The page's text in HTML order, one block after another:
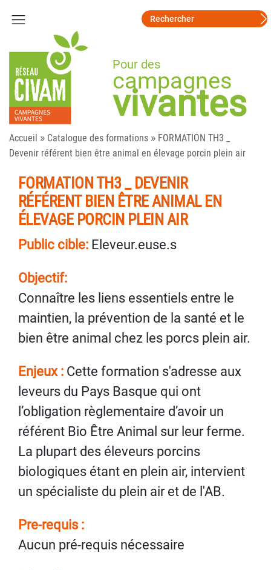
Pour des
campagnes
vivantes
Accueil » Catalogue des formations » FORMATION TH3 _
Devenir référent bien être animal en élevage porcin plein air
FORMATION TH3 _ DEVENIR
RÉFÉRENT BIEN ÊTRE ANIMAL EN
ÉLEVAGE PORCIN PLEIN AIR
Public cible: Eleveur.euse.s
Objectif:
Connaître les liens essentiels entre le
maintien, la prévention de la santé et le
bien être animal chez les porcs plein air.
Enjeux : Cette formation s'adresse aux
leveurs du Pays Basque qui ont
l’obligation règlementaire d’avoir un
référent Bio Être Animal sur leur ferme.
La plupart des éleveurs porcins
biologiques étant en plein air, intervient
un spécialiste du plein air et de l'AB.
Pre-requis :
Aucun pré-requis nécessaire